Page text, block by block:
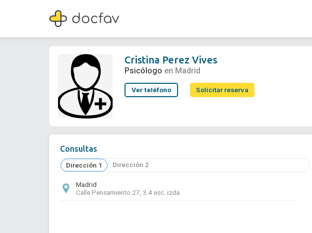
Cristina Perez Vives
Psicólogo
Cristina Perez Vives
Psicólogo en Madrid
Ver teléfono Solicitar reserva
Consultas
Dirección 1 Dirección 2
Madrid
Calle Pensamiento 27, 3.4 esc. izda.